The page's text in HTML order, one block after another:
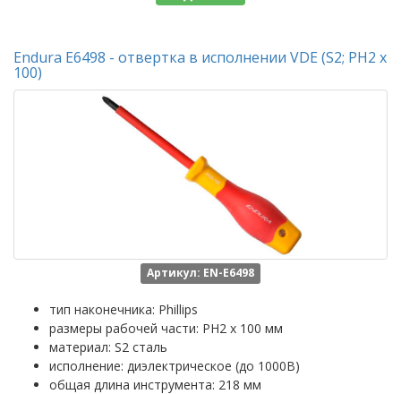
Endura E6498 - отвертка в исполнении VDE (S2; PH2 х
100)
Артикул: EN-E6498
тип наконечника: Phillips
размеры рабочей части: PH2 x 100 мм
материал: S2 сталь
исполнение: диэлектрическое (до 1000В)
общая длина инструмента: 218 мм